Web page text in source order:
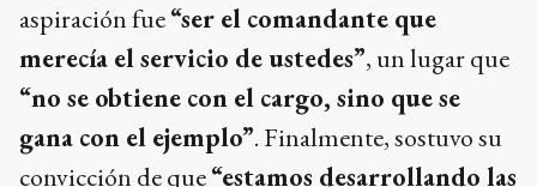
aspiración fue“ser el comandante que
merecía el servicio de ustedes”, un lugar que
“no se obtiene con el cargo, sino que se
gana con el ejemplo”. Finalmente, sostuvo su
convicción de que“estamos desarrollando las